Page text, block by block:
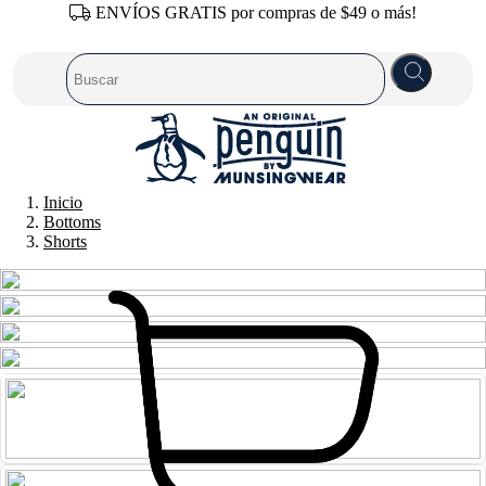
ENVÍOS GRATIS por compras de $49 o más!
Inicio
Bottoms
Shorts